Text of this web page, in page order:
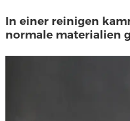
In einer reinigen
normale materialien